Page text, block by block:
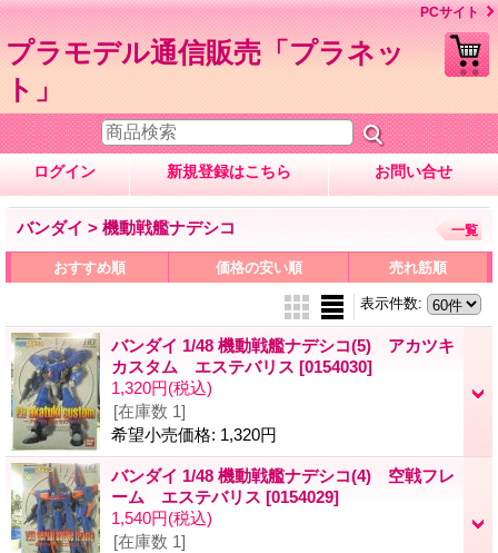
PCサイト
プラモデル通信販売「プラネッ
ト」
ログイン 新規登録はこちら お問い合せ
バンダイ > 機動戦艦ナデシコ 一覧
おすすめ順 価格の安い順 売れ筋順
表示件数:
バンダイ 1/48 機動戦艦ナデシコ(5) アカツキ
カスタム エステバリス [0154030]
1,320円(税込)
[在庫数 1]
希望小売価格: 1,320円
バンダイ 1/48 機動戦艦ナデシコ(4) 空戦フレ
ーム エステバリス [0154029]
1,540円(税込)
[在庫数 1]